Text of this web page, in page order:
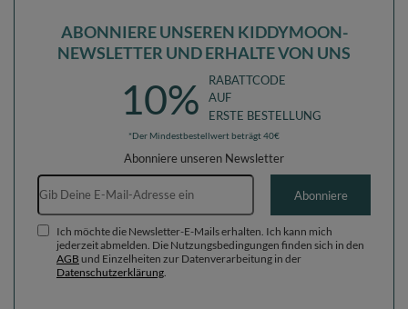
ABONNIERE UNSEREN KIDDYMOON-
NEWSLETTER UND ERHALTE VON UNS
10%
RABATTCODE
AUF
ERSTE BESTELLUNG
*Der Mindestbestellwert beträgt 40€
Abonniere unseren Newsletter
E-Mail-Adresse
Abonniere
Ich möchte die Newsletter-E-Mails erhalten. Ich kann mich
jederzeit abmelden. Die Nutzungsbedingungen finden sich in den
AGB und Einzelheiten zur Datenverarbeitung in der
Datenschutzerklärung